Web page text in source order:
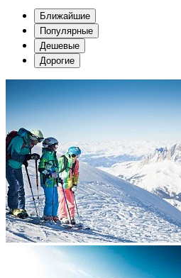
Ближайшие
Популярные
Дешевые
Дорогие